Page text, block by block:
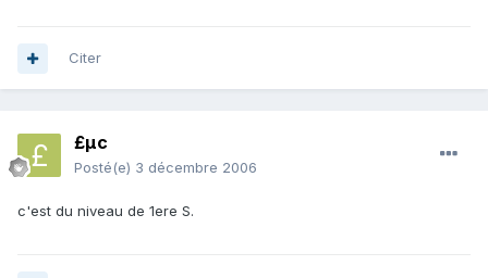
Citer
£µc
Posté(e) 3 décembre 2006
c'est du niveau de 1ere S.